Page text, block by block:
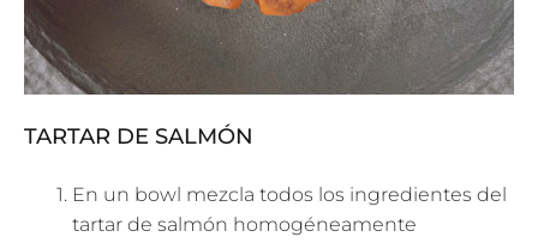
TARTAR DE SALMÓN
En un bowl mezcla todos los ingredientes del
tartar de salmón homogéneamente